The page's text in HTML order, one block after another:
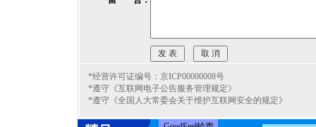
*经营许可证编号：京ICP00000008号
*遵守《互联网电子公告服务管理规定》
*遵守《全国人大常委会关于维护互联网安全的规定》